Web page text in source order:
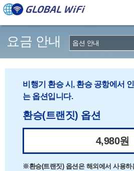
요금 안내
비행기 환승 시, 환승 공항에서
는 옵션입니다.
환승(트랜짓) 옵션
4,980원
※환승(트랜짓) 옵션은 해외에서 사용하